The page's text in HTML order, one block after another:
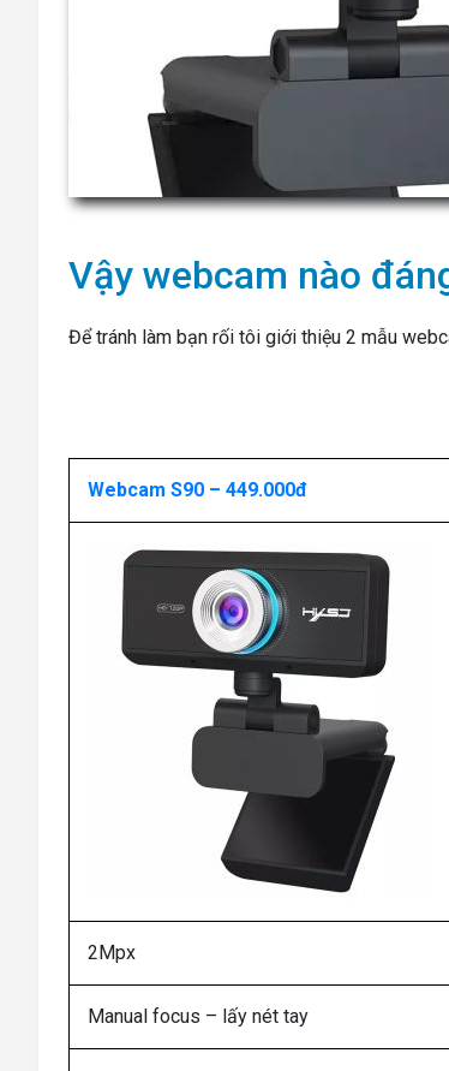
Vậy webcam nào
Để tránh làm bạn rối tôi giới thiệu 2 mẫu
Webcam S90 – 449.000đ
2Mpx
Manual focus – lấy nét tay